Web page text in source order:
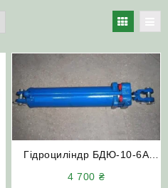
Гідроциліндр БДЮ-10-6А
4 700 ₴